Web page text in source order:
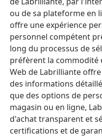
ou de sa plateforme en
offre une expérience
personnel compétent
long du processus de
préfèrent la commodité
Web de Labrilliante
des informations
que des options de
magasin ou en ligne,
d'achat transparent et
certifications et de